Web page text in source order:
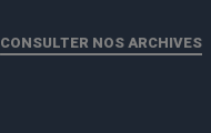
CONSULTER NOS ARCHIVES